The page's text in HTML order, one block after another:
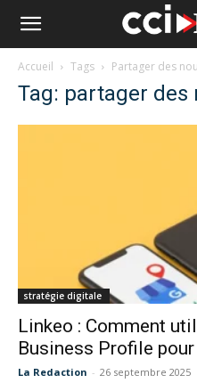
Accueil Tags Partager des
Tag: partager des
stratégie digitale
Linkeo : Comment
Business Profile
La Redaction - 26 septembre 2025